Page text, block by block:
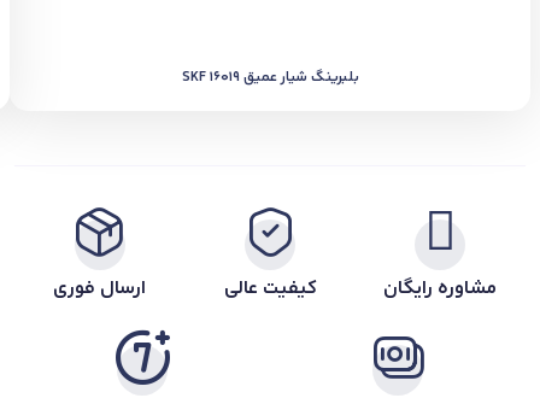
بلبرینگ شیار عمیق SKF 16019
مشاوره رایگان کیفیت عالی ارسال فوری